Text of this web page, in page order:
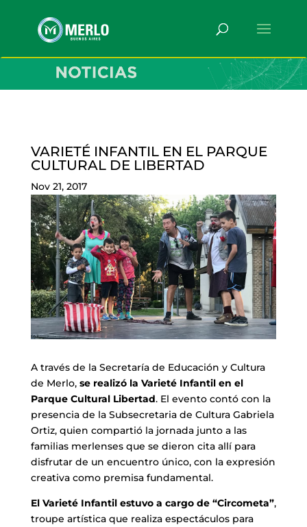
VARIETÉ INFANTIL EN EL PARQUE
CULTURAL DE LIBERTAD
Nov 21, 2017
A través de la Secretaría de Educación y Cultura
de Merlo, se realizó la Varieté Infantil en el
Parque Cultural Libertad. El evento contó con la
presencia de la Subsecretaria de Cultura Gabriela
Ortiz, quien compartió la jornada junto a las
familias merlenses que se dieron cita allí para
disfrutar de un encuentro único, con la expresión
creativa como premisa fundamental.
El Varieté Infantil estuvo a cargo de “Circometa”,
troupe artística que realiza espectáculos para